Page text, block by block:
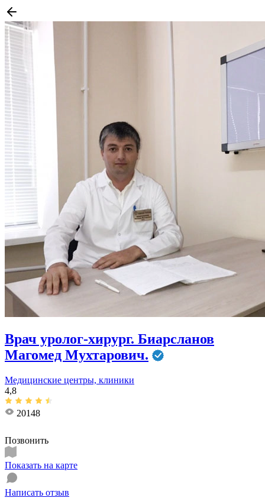
Врач уролог-хирург. Биарсланов
Магомед Мухтарович.
Медицинские центры, клиники
4,8
20148
Позвонить
Показать на карте
Написать отзыв